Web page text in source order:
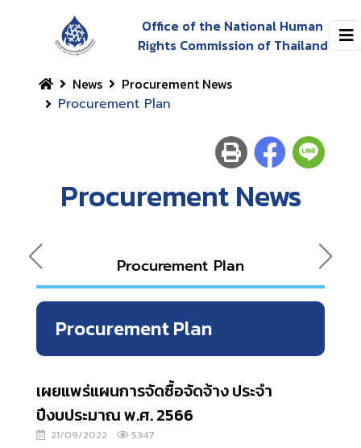
Office of the National Human
Rights Commission of Thailand
News
Procurement News
Procurement Plan
Procurement News
Procurement Plan
Procurement Plan
เผยแพร่แผนการจัดซื้อจัดจ้าง ประจำ
ปีงบประมาณ พ.ศ. 2566
21/09/2022 5347